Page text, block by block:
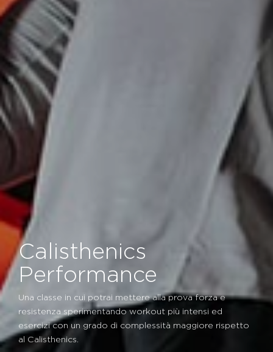
Calisthenics
Performance
Una classe in cui potrai mettere alla prova forza e
resistenza sperimentando workout più intensi ed
esercizi con un grado di complessità maggiore rispetto
al Calisthenics.